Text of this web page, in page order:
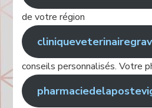
de votre région
conseils personnalisés. Votre